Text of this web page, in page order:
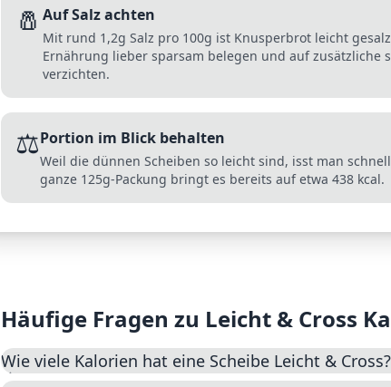
🧂 Auf Salz achten
Mit rund 1,2g Salz pro 100g ist Knusperbrot leicht
Ernährung lieber sparsam belegen und auf zusätzliche
verzichten.
⚖️Portion im Blick behalten
Weil die dünnen Scheiben so leicht sind, isst man
ganze 125g-Packung bringt es bereits auf etwa 438 kcal.
Häufige Fragen zu Leicht & Cross
Wie viele Kalorien hat eine Scheibe Leicht & Cross?